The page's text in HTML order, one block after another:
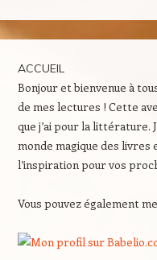
ACCUEIL
Bonjour et bienvenue à
de mes lectures ! Cette
que j’ai pour la littérature.
monde magique des livres
l’inspiration pour vos
Vous pouvez également